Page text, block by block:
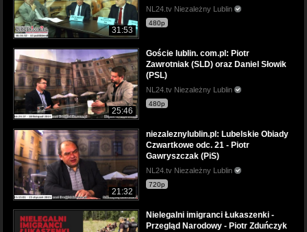
31:53
NL24.tv Niezależny Lublin
480p
25:46
Goście lublin. com.pl: Piotr
Zawrotniak (SLD) oraz Daniel Słowik
(PSL)
NL24.tv Niezależny Lublin
480p
21:32
niezaleznylublin.pl: Lubelskie Obiady
Czwartkowe odc. 21 - Piotr
Gawryszczak (PiS)
NL24.tv Niezależny Lublin
720p
Nielegalni imigranci Łukaszenki -
Przegląd Narodowy - Piotr Zduńczyk